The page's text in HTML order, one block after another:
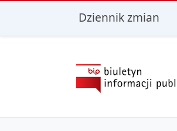
przejdź do głównego menu
Dziennik zmian